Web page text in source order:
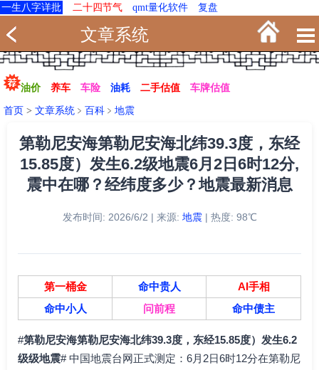
一生八字详批 二十四节气 qmt量化软件 复盘
文章系统
油价 养车 车险 油耗 二手估值 车牌估值
首页 > 文章系统 ﹥ 百科 ﹥ 地震
第勒尼安海第勒尼安海北纬39.3度，东经
15.85度）发生6.2级地震6月2日6时12分,
震中在哪？经纬度多少？地震最新消息
发布时间: 2026/6/2 | 来源: 地震| 热度: 98℃
第一桶金 命中贵人
AI手相
命中小人
问前程 命中债主
#第勒尼安海第勒尼安海北纬39.3度，东经15.85度）发生6.2
级级地震# 中国地震台网正式测定：6月2日6时12分在第勒尼